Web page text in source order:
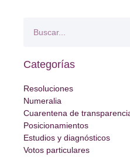
Categorías
Resoluciones
Numeralia
Cuarentena de
Posicionamientos
Estudios y diagnósticos
Votos particulares